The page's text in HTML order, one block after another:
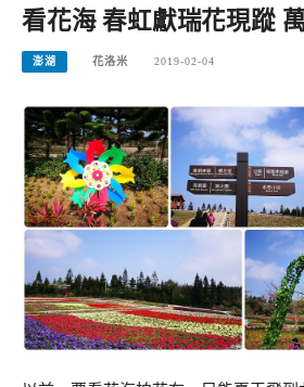
看花海 春虹獻瑞花現蹤
澎湖 花洛米 2019-02-04